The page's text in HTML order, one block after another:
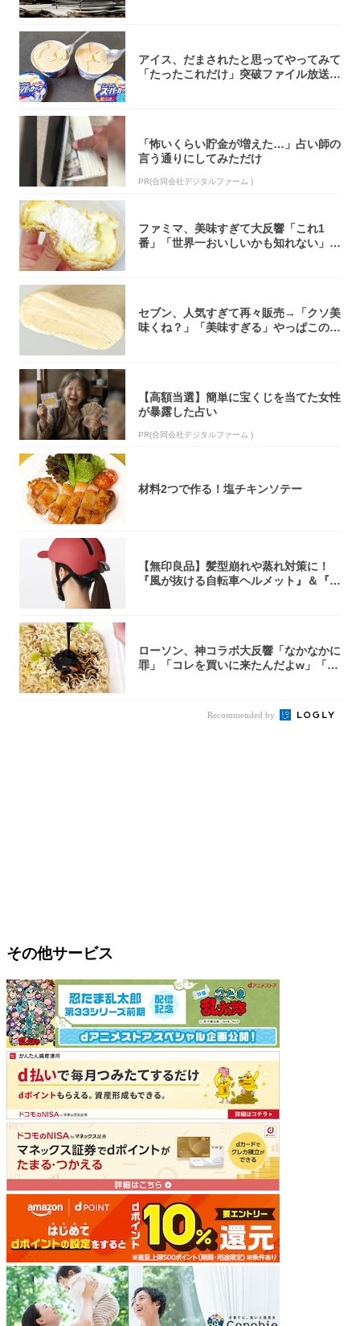
アイス、だまされたと思ってやってみて
「たったこれだけ」突破ファイル放送で
「怖いくらい貯金が増えた…」占い師の
言う通りにしてみただけ
PR(合同会社デジタルファーム )
ファミマ、美味すぎて大反響「これ1
番」「世界一おいしいかも知れない」
セブン、人気すぎて再々販売→「クソ美
味くね？」「美味すぎる」やっぱこのク
【高額当選】簡単に宝くじを当てた女性
が暴露した占い
PR(合同会社デジタルファーム )
材料2つで作る！塩チキンソテー
【無印良品】髪型崩れや蒸れ対策に！
『風が抜ける自転車ヘルメット』＆『2
ローソン、神コラボ大反響「なかなかに
罪」「コレを買いに来たんだよw」「３
Recommended by
その他サービス